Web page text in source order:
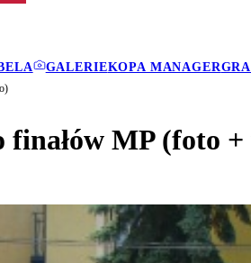
GALERIEKOPA MANAGER
finałów MP (foto